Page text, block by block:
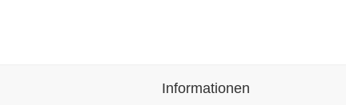
Informationen